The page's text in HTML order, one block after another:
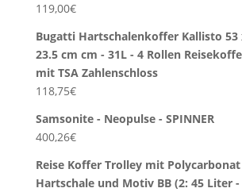
119,00€
Bugatti Hartschalenkoffer Kallisto 53
23.5 cm cm - 31L - 4 Rollen
mit TSA Zahlenschloss
118,75€
Samsonite - Neopulse - SPINNER
400,26€
Reise Koffer Trolley mit Polycarbonat
Hartschale und Motiv BB (2: 45 Liter -